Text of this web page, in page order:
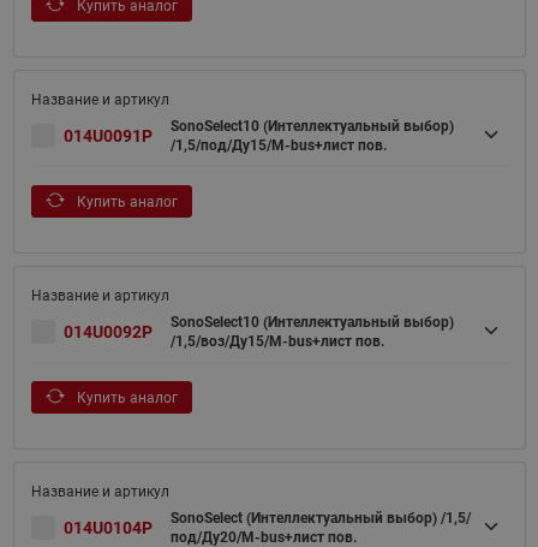
Купить аналог
014U0091P
SonoSelect10 (Интеллектуальный выбор)
/1,5/под/Ду15/M-bus+лист пов.
Купить аналог
014U0092P
SonoSelect10 (Интеллектуальный выбор)
/1,5/воз/Ду15/M-bus+лист пов.
Купить аналог
014U0104P
SonoSelect (Интеллектуальный выбор) /1,5/
под/Ду20/M-bus+лист пов.